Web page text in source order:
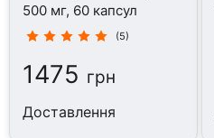
500 мг, 60 капсул
(5)
1475 грн
Доставлення